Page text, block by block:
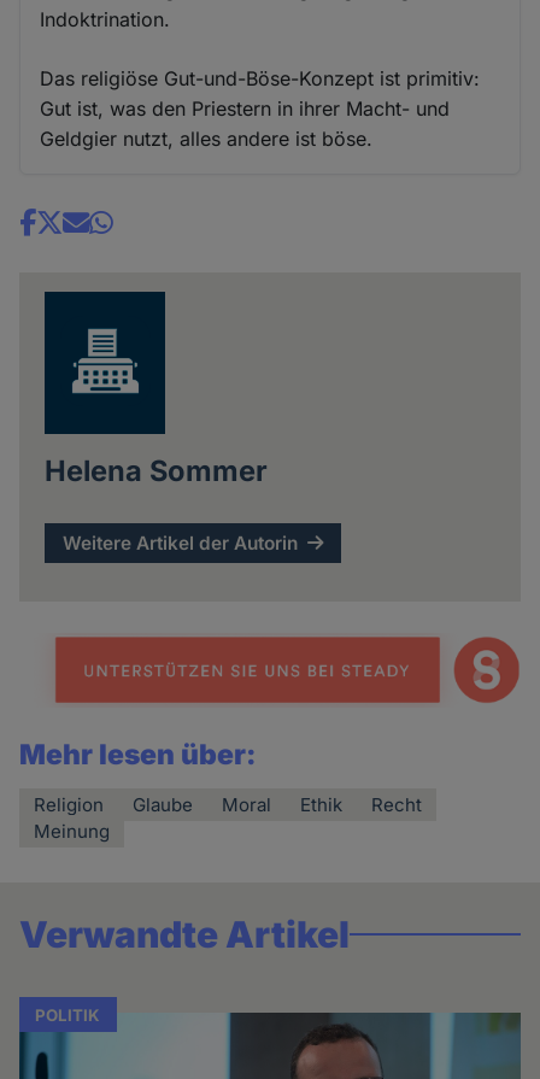
Indoktrination.
Das religiöse Gut-und-Böse-Konzept ist primitiv:
Gut ist, was den Priestern in ihrer Macht- und
Geldgier nutzt, alles andere ist böse.
Share
Helena Sommer
Weitere Artikel der Autorin
Mehr lesen über:
Religion Glaube Moral Ethik
Recht
Meinung
Verwandte Artikel
POLITIK